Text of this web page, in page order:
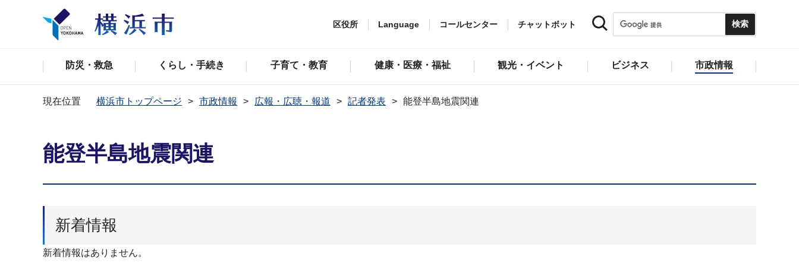
区役所 Language コールセンター チャットボット
防災・救急 くらし・手続き 子育て・教育 健康・医療・福祉 観光・イベント ビジネス 市政情報
現在位置 横浜市トップページ 市政情報 広報・広聴・報道 記者発表 能登半島地震関連
能登半島地震関連
新着情報
新着情報はありません。